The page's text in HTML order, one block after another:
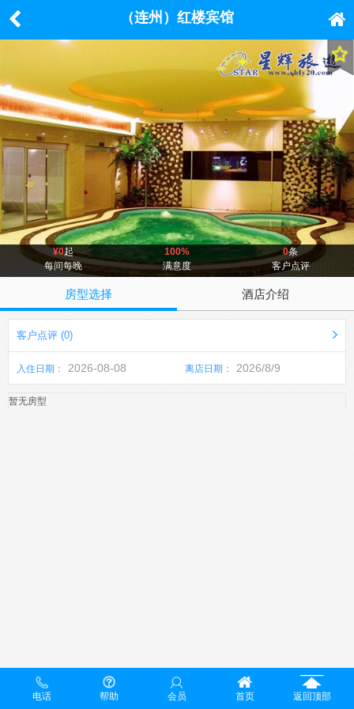
（连州）红楼宾馆
¥0起
每间每晚
100%
满意度
0条
客户点评
房型选择 酒店介绍
客户点评 (0)
入住日期： 2026-08-08 离店日期： 2026/8/9
暂无房型
电话 帮助 会员 首页 返回顶部